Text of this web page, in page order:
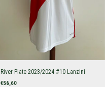
River Plate 2023/2024 #10 Lanzini
€56,60